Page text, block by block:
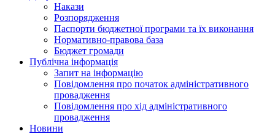
Накази
Розпорядження
Паспорти бюджетної програми та їх виконання
Нормативно-правова база
Бюджет громади
Публічна інформація
Запит на інформацію
Повідомлення про початок адміністративного
провадження
Повідомлення про хід адміністративного
провадження
Новини